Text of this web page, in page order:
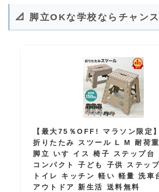
📐 脚立OKな学校ならチャンス
【最大75％OFF! マラソン限定
折りたたみ スツール L M 耐荷
脚立 いす イス 椅子 ステップ台
コンパクト 子ども 子供 ステッ
トイレ キッチン 軽い 軽量 洗車
アウトドア 新生活 送料無料